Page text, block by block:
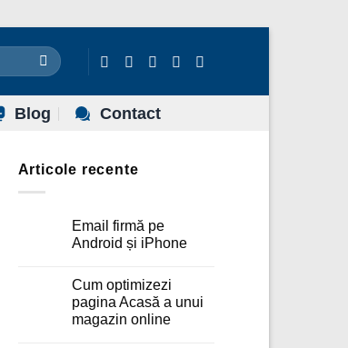
Blog Contact
Articole recente
Email firmă pe
Android și iPhone
la
firmă
pe
Cum optimizezi
pagina Acasă a unui
magazin online